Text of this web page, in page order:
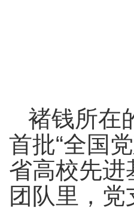
褚钱所在
首批“全国
省高校先进
团队里，党